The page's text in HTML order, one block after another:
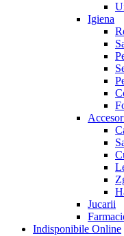
Igiena
Jucarii
Indisponibile Online